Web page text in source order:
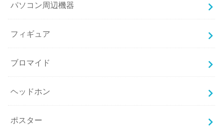
パソコン周辺機器
フィギュア
ブロマイド
ヘッドホン
ポスター